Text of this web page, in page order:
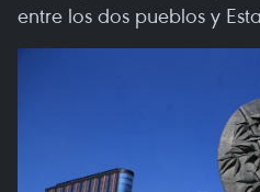
entre los dos pueblos y